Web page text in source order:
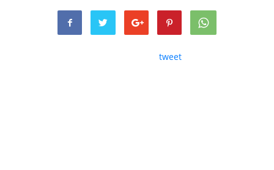
tweet